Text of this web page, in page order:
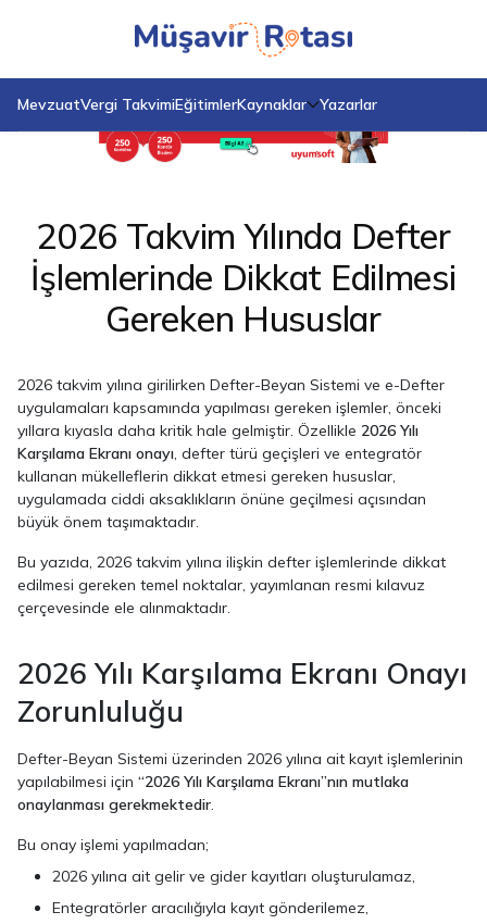
MevzuatVergi TakvimiEğitimlerKaynaklar Yazarlar
Anasayfa
Blog
2026 Takvim Yılında Defter İşlemlerinde Dikkat Edilmesi Gereken
2026 Takvim Yılında Defter
İşlemlerinde Dikkat Edilmesi
Gereken Hususlar
2026 takvim yılına girilirken Defter-Beyan Sistemi ve e-Defter
uygulamaları kapsamında yapılması gereken işlemler, önceki
yıllara kıyasla daha kritik hale gelmiştir. Özellikle 2026 Yılı
Karşılama Ekranı onayı, defter türü geçişleri ve entegratör
kullanan mükelleflerin dikkat etmesi gereken hususlar,
uygulamada ciddi aksaklıkların önüne geçilmesi açısından
büyük önem taşımaktadır.
Bu yazıda, 2026 takvim yılına ilişkin defter işlemlerinde dikkat
edilmesi gereken temel noktalar, yayımlanan resmi kılavuz
çerçevesinde ele alınmaktadır.
2026 Yılı Karşılama Ekranı Onayı
Zorunluluğu
Defter-Beyan Sistemi üzerinden 2026 yılına ait kayıt işlemlerinin
yapılabilmesi için “2026 Yılı Karşılama Ekranı”nın mutlaka
onaylanması gerekmektedir.
Bu onay işlemi yapılmadan;
2026 yılına ait gelir ve gider kayıtları oluşturulamaz,
Entegratörler aracılığıyla kayıt gönderilemez,